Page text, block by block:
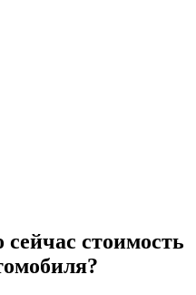
стоимость